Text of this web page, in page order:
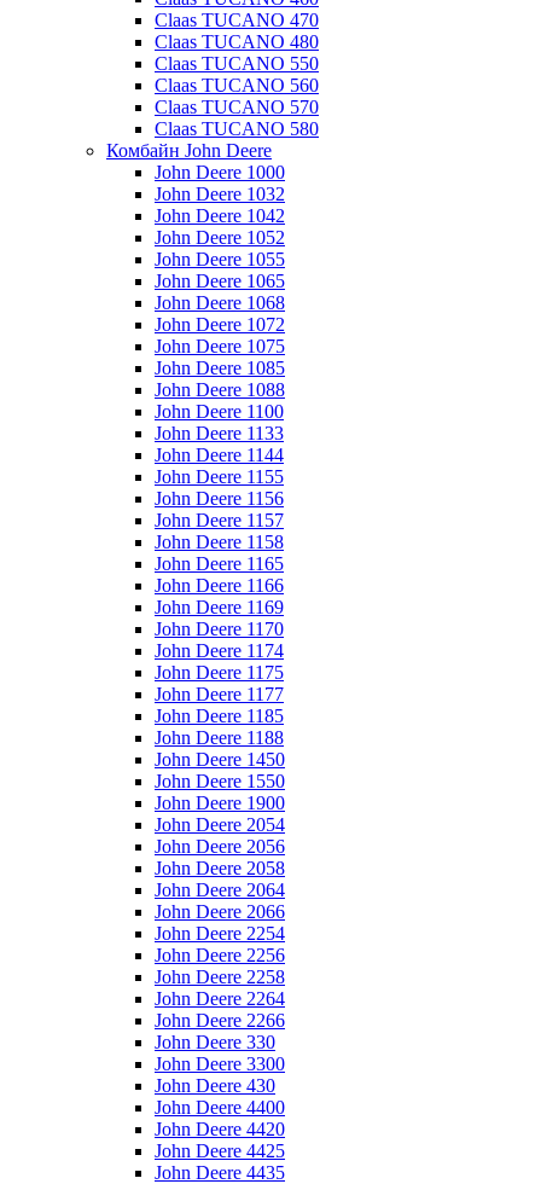
Claas TUCANO 470
Claas TUCANO 480
Claas TUCANO 550
Claas TUCANO 560
Claas TUCANO 570
Claas TUCANO 580
Комбайн John Deere
John Deere 1000
John Deere 1032
John Deere 1042
John Deere 1052
John Deere 1055
John Deere 1065
John Deere 1068
John Deere 1072
John Deere 1075
John Deere 1085
John Deere 1088
John Deere 1100
John Deere 1133
John Deere 1144
John Deere 1155
John Deere 1156
John Deere 1157
John Deere 1158
John Deere 1165
John Deere 1166
John Deere 1169
John Deere 1170
John Deere 1174
John Deere 1175
John Deere 1177
John Deere 1185
John Deere 1188
John Deere 1450
John Deere 1550
John Deere 1900
John Deere 2054
John Deere 2056
John Deere 2058
John Deere 2064
John Deere 2066
John Deere 2254
John Deere 2256
John Deere 2258
John Deere 2264
John Deere 2266
John Deere 330
John Deere 3300
John Deere 430
John Deere 4400
John Deere 4420
John Deere 4425
John Deere 4435